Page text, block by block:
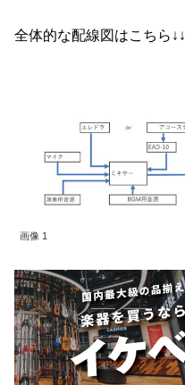
全体的な配線図はこちら↓↓
画像 1